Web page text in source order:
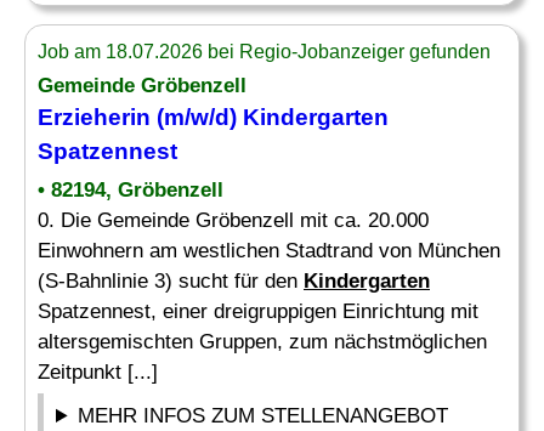
Job am 18.07.2026 bei Regio-Jobanzeiger gefunden
Gemeinde Gröbenzell
Erzieherin (m/w/d) Kindergarten
Spatzennest
• 82194, Gröbenzell
0. Die Gemeinde Gröbenzell mit ca. 20.000
Einwohnern am westlichen Stadtrand von München
(S-Bahnlinie 3) sucht für den Kindergarten
Spatzennest, einer dreigruppigen Einrichtung mit
altersgemischten Gruppen, zum nächstmöglichen
Zeitpunkt [...]
MEHR INFOS ZUM STELLENANGEBOT